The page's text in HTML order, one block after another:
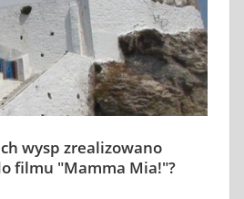
wysp zrealizowano
filmu "Mamma Mia!"?